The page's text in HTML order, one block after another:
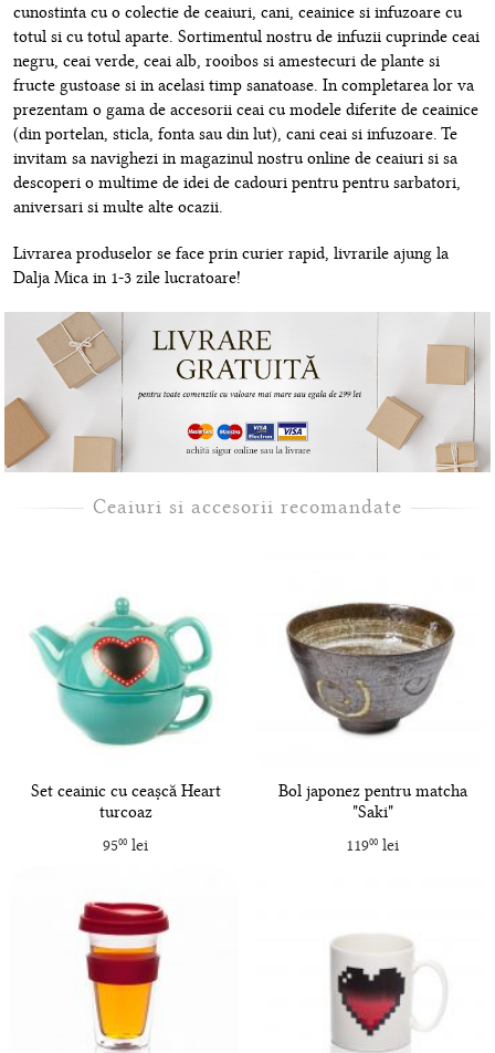
cunostinta cu o colectie de ceaiuri, cani, ceainice si infuzoare cu
totul si cu totul aparte. Sortimentul nostru de infuzii cuprinde ceai
negru, ceai verde, ceai alb, rooibos si amestecuri de plante si
fructe gustoase si in acelasi timp sanatoase. In completarea lor va
prezentam o gama de accesorii ceai cu modele diferite de ceainice
(din portelan, sticla, fonta sau din lut), cani ceai si infuzoare. Te
invitam sa navighezi in magazinul nostru online de ceaiuri si sa
descoperi o multime de idei de cadouri pentru pentru sarbatori,
aniversari si multe alte ocazii.
Livrarea produselor se face prin curier rapid, livrarile ajung la
Dalja Mica in 1-3 zile lucratoare!
Ceaiuri si accesorii recomandate
Set ceainic cu ceașcă Heart
turcoaz
9500lei
Bol japonez pentru matcha
"Saki"
11900 lei